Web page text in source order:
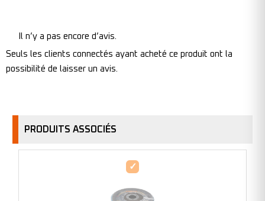
Il n’y a pas encore d’avis.
Seuls les clients connectés ayant acheté ce produit ont la
possibilité de laisser un avis.
PRODUITS ASSOCIÉS
Disque
lamelles